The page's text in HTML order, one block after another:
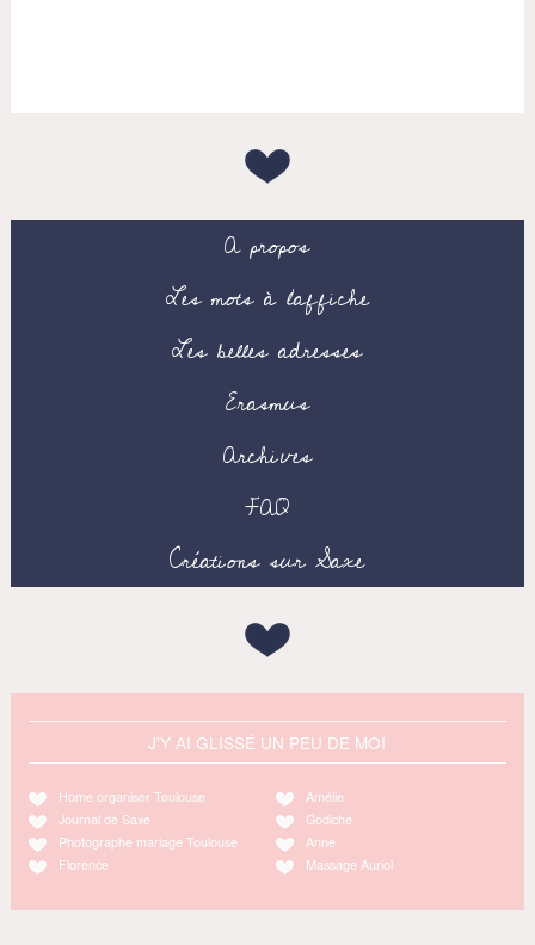
A propos
Les mots à l’affiche
Les belles adresses
Erasmus
Archives
FAQ
Créations sur Saxe
J'Y AI GLISSÉ UN PEU DE MOI
Home organiser Toulouse
Journal de Saxe
Photographe mariage Toulouse
Florence
Amélie
Godiche
Anne
Massage Auriol